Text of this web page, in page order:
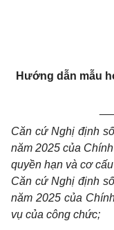
Hướng dẫn mẫu
Căn cứ Nghị định số
năm 2025 của
quyền hạn và cơ
Căn cứ Nghị định số
năm 2025 của
vụ của công chức;